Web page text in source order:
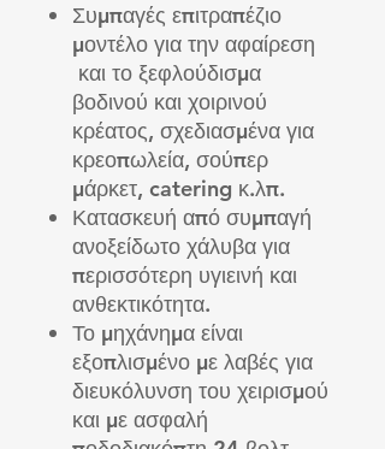
Συμπαγές επιτραπέζιο
μοντέλο για την αφαίρεση
και το ξεφλούδισμα
βοδινού και χοιρινού
κρέατος, σχεδιασμένα για
κρεοπωλεία, σούπερ
μάρκετ, catering κ.λπ.
Κατασκευή από συμπαγή
ανοξείδωτο χάλυβα για
περισσότερη υγιεινή και
ανθεκτικότητα.
Το μηχάνημα είναι
εξοπλισμένο με λαβές για
διευκόλυνση του χειρισμού
και με ασφαλή